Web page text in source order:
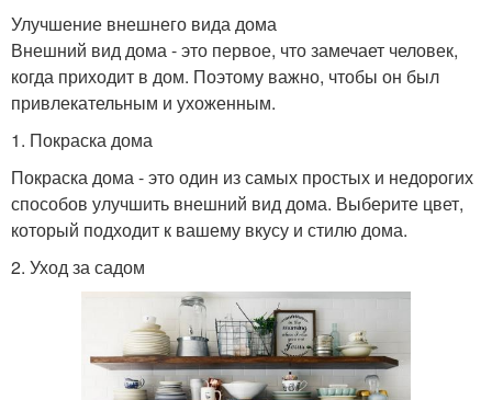
Улучшение внешнего вида дома
Внешний вид дома - это первое, что замечает человек,
когда приходит в дом. Поэтому важно, чтобы он был
привлекательным и ухоженным.
1. Покраска дома
Покраска дома - это один из самых простых и недорогих
способов улучшить внешний вид дома. Выберите цвет,
который подходит к вашему вкусу и стилю дома.
2. Уход за садом